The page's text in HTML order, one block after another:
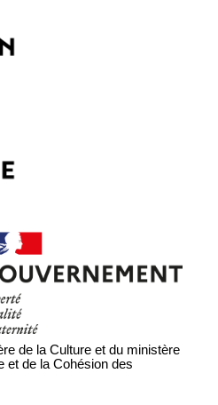
de la Culture et du ministère
et de la Cohésion des